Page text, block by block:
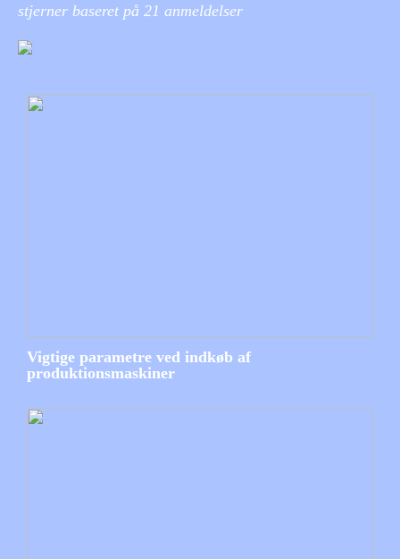
stjerner baseret på 21 anmeldelser
Vigtige parametre ved indkøb af
produktionsmaskiner